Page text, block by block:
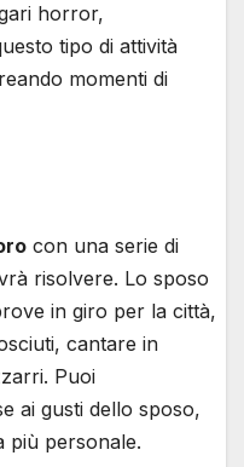
horror,
tipo di attività
momenti di
con una serie di
risolvere. Lo sposo
in giro per la città,
cantare in
Puoi
ai gusti dello sposo,
più personale.